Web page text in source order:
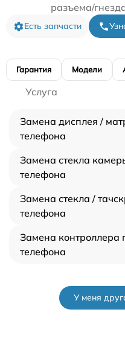
разъема/
Есть запчасти
Гарантия Модели
Услуга
Замена дисплея /
телефона
Замена стекла
телефона
Замена стекла /
телефона
Замена контроллера
телефона
У меня